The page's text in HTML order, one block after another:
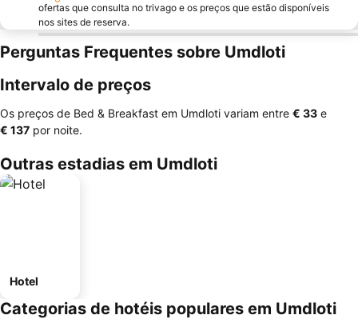
ofertas que consulta no trivago e os preços que estão disponíveis
nos sites de reserva.
Perguntas Frequentes sobre Umdloti
Intervalo de preços
Os preços de Bed & Breakfast em Umdloti variam entre ‎€ 33 e
‎€ 137 por noite.
Outras estadias em Umdloti
Hotel
Categorias de hotéis populares em Umdloti